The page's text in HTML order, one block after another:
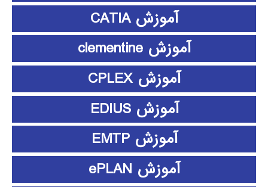
آموزش CATIA
آموزش clementine
آموزش CPLEX
آموزش EDIUS
آموزش EMTP
آموزش ePLAN